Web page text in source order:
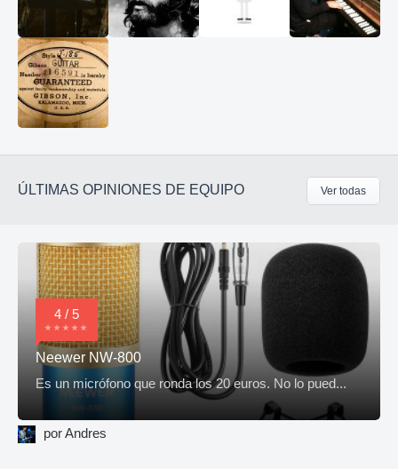
ÚLTIMAS OPINIONES DE EQUIPO Ver todas
4 / 5
Neewer NW-800
Es un micrófono que ronda los 20 euros. No lo pued...
por Andres